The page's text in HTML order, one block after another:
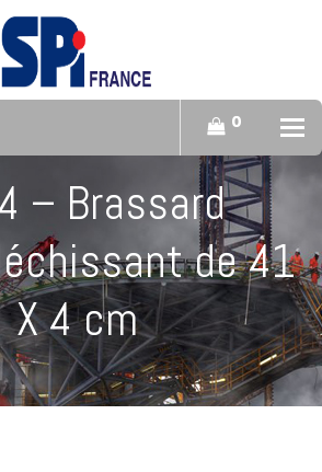
0
– Brassard
de 41
X 4 cm